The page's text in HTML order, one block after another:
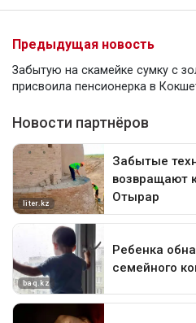
Предыдущая новость
Забытую на скамейке сумку с
присвоила пенсионерка в